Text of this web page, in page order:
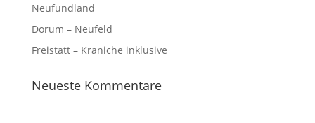
Neufundland
Dorum – Neufeld
Freistatt – Kraniche inklusive
Neueste Kommentare